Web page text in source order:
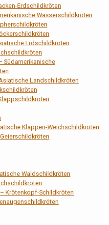
Erdschildkröten
Wasserschildkröten
Erdschildkröten
Südamerikanische
Landschildkröten
Klappen-Weichschildkröten
Waldschildkröten
Krötenkopf-Schildkröten